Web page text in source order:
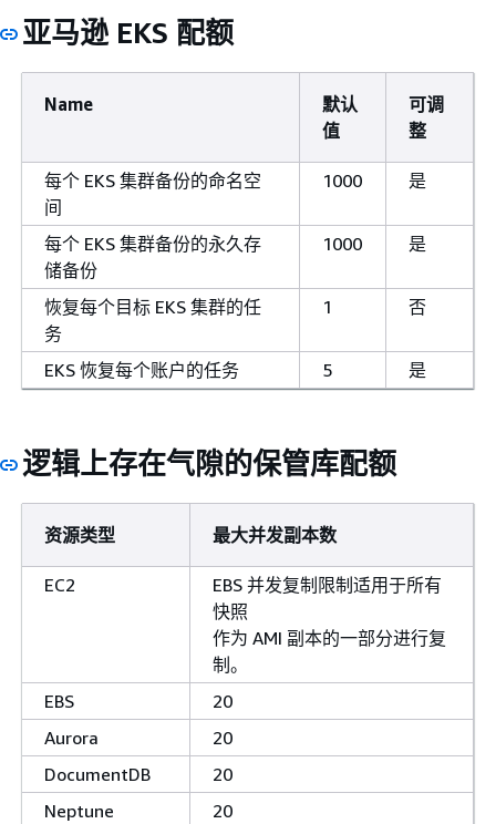
亚马逊 EKS 配额
Name
默认
值
可调
整
每个 EKS 集群备份的命名空
间
1000 是
每个 EKS 集群备份的永久存
储备份
1000 是
恢复每个目标 EKS 集群的任
务
1 否
EKS 恢复每个账户的任务 5 是
逻辑上存在气隙的保管库配额
资源类型 最大并发副本数
EC2
EBS 并发复制限制适用于所有
快照
作为 AMI 副本的一部分进行复
制。
EBS
20
Aurora
20
DocumentDB
20
Neptune
20